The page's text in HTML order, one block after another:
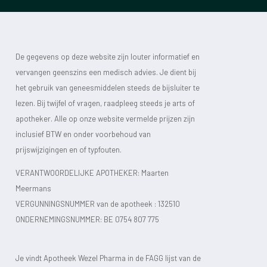
De gegevens op deze website zijn louter informatief en
vervangen geenszins een medisch advies. Je dient bij
het gebruik van geneesmiddelen steeds de bijsluiter te
lezen. Bij twijfel of vragen, raadpleeg steeds je arts of
apotheker. Alle op onze website vermelde prijzen zijn
inclusief BTW en onder voorbehoud van
prijswijzigingen en of typfouten.
VERANTWOORDELIJKE APOTHEKER: Maarten
Meermans
VERGUNNINGSNUMMER van de apotheek : 132510
ONDERNEMINGSNUMMER: BE 0754 807 775
Je vindt Apotheek Wezel Pharma in de FAGG lijst van de